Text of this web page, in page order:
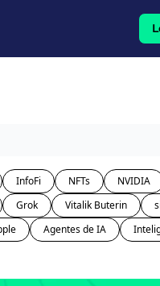
InfoFi NFTs NVIDIA
Grok Vitalik Buterin
Agentes de IA